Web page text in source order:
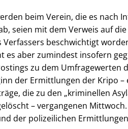
beim Verein, die es nach
seien mit dem Verweis auf die
beschwichtigt
es aber zumindest insofern
zu dem Umfragewerten
der Ermittlungen der Kripo
die zu den „kriminellen
– vergangenen
der polizeilichen